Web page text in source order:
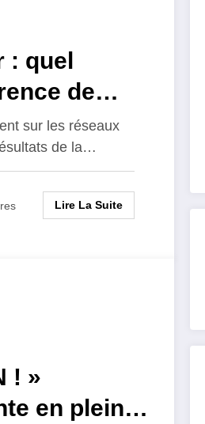
: quel
de
Seine ?
sur les réseaux
de la…
Lire La Suite
! »
en plein